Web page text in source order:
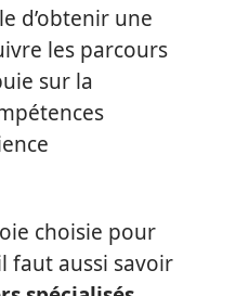
d’obtenir une
les parcours
sur la
choisie pour
faut aussi savoir